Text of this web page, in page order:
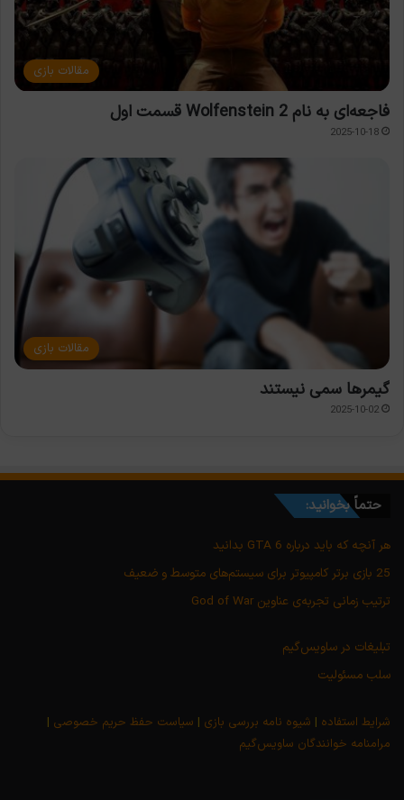
مقالات بازی
فاجعه‌ای به نام Wolfenstein 2 قسمت اول
2025-10-18
مقالات بازی
گیمرها سمی نیستند
2025-10-02
حتماً بخوانید:
هر آنچه که باید درباره GTA 6 بدانید
25 بازی برتر کامپیوتر برای سیستم‌های متوسط و ضعیف
ترتیب زمانی تجربه‌ی عناوین God of War
تبلیغات در ساویس‌گیم
سلب مسئولیت
شرایط استفاده | شیوه نامه بررسی بازی | سیاست حفظ حریم خصوصی |
مرامنامه خوانندگان ساویس‌گیم